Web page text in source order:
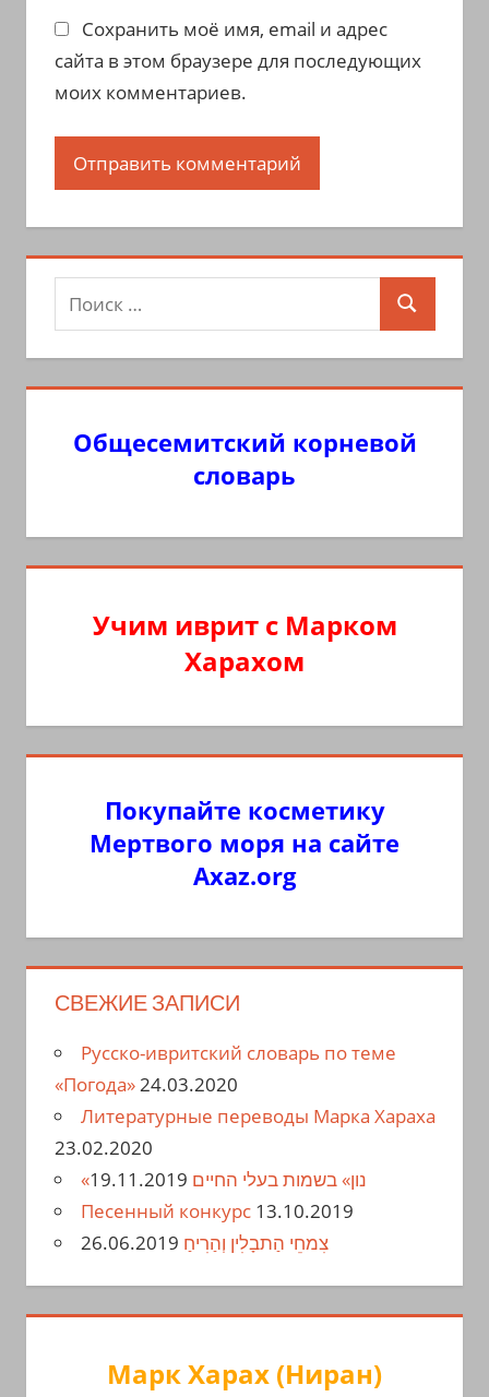
Сохранить моё имя, email и адрес
сайта в этом браузере для последующих
моих комментариев.
Поиск
для:
Поиск
Общесемитский корневой
словарь
Учим иврит с Марком
Харахом
Покупайте косметику
Мертвого моря на сайте
Axaz.org
СВЕЖИЕ ЗАПИСИ
Русско-ивритский словарь по теме
«Погода»24.03.2020
Литературные переводы Марка Хараха
23.02.2020
«נון» בשמות בעלי החיים 19.11.2019
Песенный конкурс 13.10.2019
צִמחֵי הַתבָלִין וְהַרִיחַ 26.06.2019
Марк Харах (Ниран)